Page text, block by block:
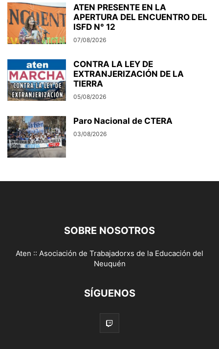
ATEN PRESENTE EN LA
APERTURA DEL ENCUENTRO DEL
ISFD N° 12
07/08/2026
CONTRA LA LEY DE
EXTRANJERIZACIÓN DE LA
TIERRA
05/08/2026
Paro Nacional de CTERA
03/08/2026
SOBRE NOSOTROS
Aten :: Asociación de Trabajadorxs de la Educación del
Neuquén
SÍGUENOS